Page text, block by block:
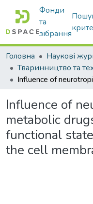
Фонди
та
зібрання
Головна
Influence of
metabolic
functional
the cell